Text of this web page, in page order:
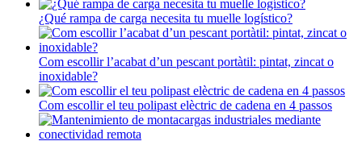
¿Qué rampa de carga necesita tu muelle logístico?
Com escollir l’acabat d’un pescant portàtil: pintat, zincat o
inoxidable?
Com escollir el teu polipast elèctric de cadena en 4 passos